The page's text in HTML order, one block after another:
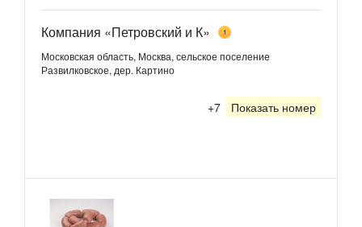
Компания «Петровский и К» 1
Московская область, Москва, сельское поселение
Развилковское, дер. Картино
+7 Показать номер